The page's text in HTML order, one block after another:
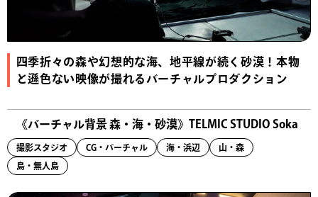
四季折々の森や幻想的な海、地平線が続く砂漠！本物
と遜色ない映像が撮れるバーチャルプロダクション
《バーチャル背景 森・海・砂漠》TELMIC STUDIO Soka
撮影スタジオ CG・バーチャル 海・浜辺 山・森
島・無人島